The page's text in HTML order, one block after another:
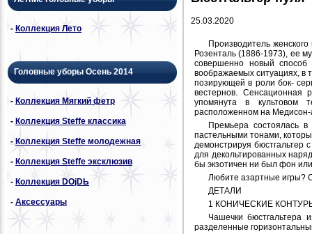
- Коллекция Лето
Головные уборы Осень 2014
- Коллекция Мягкий фетр
- Коллекция Steffe классика
-Коллекция Steffe молодежная
- Коллекция Steffe эксклюзив
- Коллекция DОjDЬ
- Аксессуары
25.03.2020
Производитель
Розенталь (1886-1973), ее
совершенно новый способ
воображаемых ситуациях, в
позирующей в роли бок-
вестернов. Сенсационная
упомянута в культовом
расположенном на
Премьера состоялась
пастельными тонами,
демонстрируя бюстгальтер
для декольтированных
бы экзотичен ни был фон
Любите азартные игры?
ДЕТАЛИ
1 КОНИЧЕСКИЕ
Чашечки бюстгальтера
разделенные